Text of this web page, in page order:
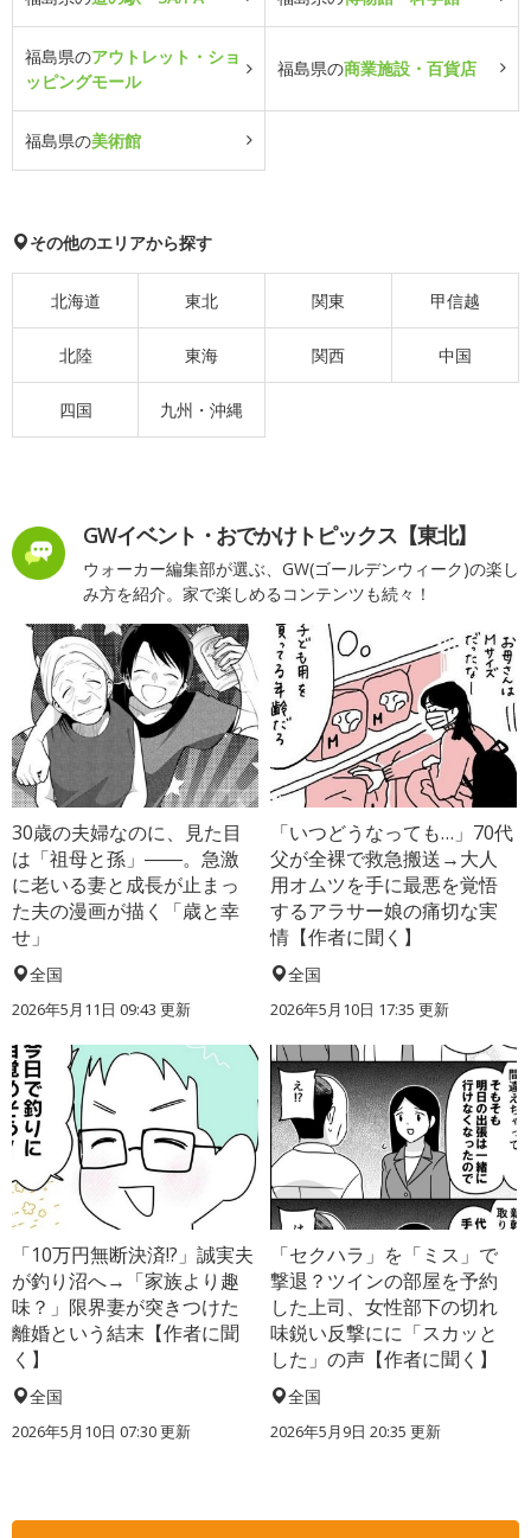
福島県のアウトレット・ショ
ッピングモール
福島県の商業施設・百貨店
福島県の美術館
その他のエリアから探す
北海道 東北 関東 甲信越
北陸 東海 関西 中国
四国 九州・沖縄
GWイベント・おでかけトピックス【東北】
ウォーカー編集部が選ぶ、GW(ゴールデンウィーク)の楽し
み方を紹介。家で楽しめるコンテンツも続々！
30歳の夫婦なのに、見た目
は「祖母と孫」――。急激
に老いる妻と成長が止まっ
た夫の漫画が描く「歳と幸
せ」
全国
2026年5月11日 09:43 更新
「いつどうなっても…」70代
父が全裸で救急搬送→大人
用オムツを手に最悪を覚悟
するアラサー娘の痛切な実
情【作者に聞く】
全国
2026年5月10日 17:35 更新
「10万円無断決済!?」誠実夫
が釣り沼へ→「家族より趣
味？」限界妻が突きつけた
離婚という結末【作者に聞
く】
全国
2026年5月10日 07:30 更新
「セクハラ」を「ミス」で
撃退？ツインの部屋を予約
した上司、女性部下の切れ
味鋭い反撃にに「スカッと
した」の声【作者に聞く】
全国
2026年5月9日 20:35 更新